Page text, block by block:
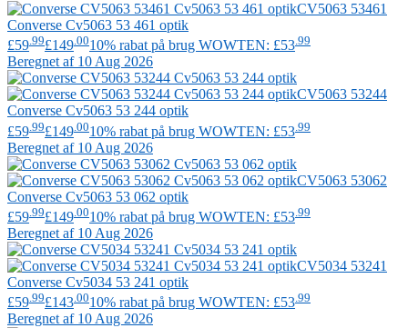
CV5063 53461
Converse Cv5063 53 461 optik
£59.99£149.0010% rabat på brug WOWTEN: £53.99
Beregnet af 10 Aug 2026
CV5063 53244
Converse Cv5063 53 244 optik
£59 .99£149 .0010% rabat på brug WOWTEN: £53 .99
Beregnet af 10 Aug 2026
CV5063 53062
Converse Cv5063 53 062 optik
£59 .99£149 .0010% rabat på brug WOWTEN: £53 .99
Beregnet af 10 Aug 2026
CV5034 53241
Converse Cv5034 53 241 optik
£59.99£143.0010% rabat på brug WOWTEN: £53.99
Beregnet af 10 Aug 2026